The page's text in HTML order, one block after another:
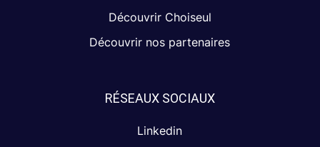
Découvrir Choiseul
Découvrir nos partenaires
RÉSEAUX SOCIAUX
Linkedin